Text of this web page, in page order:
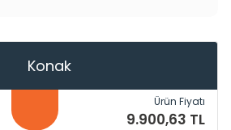
Konak
Ürün Fiyatı
9.900,63 TL